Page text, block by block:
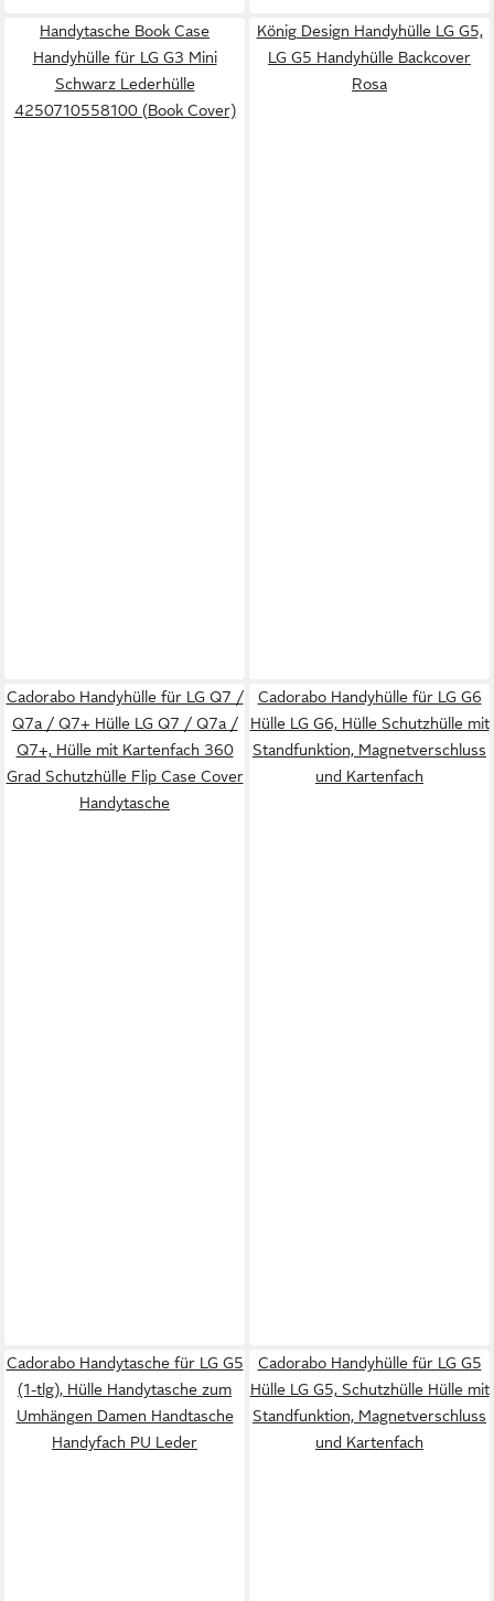
Handytasche Book Case
Handyhülle für LG G3 Mini
Schwarz Lederhülle
4250710558100 (Book Cover)
König Design Handyhülle LG G5,
LG G5 Handyhülle Backcover
Rosa
Cadorabo Handyhülle für LG Q7 /
Q7a / Q7+ Hülle LG Q7 / Q7a /
Q7+, Hülle mit Kartenfach 360
Grad Schutzhülle Flip Case Cover
Handytasche
Cadorabo Handyhülle für LG G6
Hülle LG G6, Hülle Schutzhülle mit
Standfunktion, Magnetverschluss
und Kartenfach
Cadorabo Handytasche für LG G5
(1-tlg), Hülle Handytasche zum
Umhängen Damen Handtasche
Handyfach PU Leder
Cadorabo Handyhülle für LG G5
Hülle LG G5, Schutzhülle Hülle mit
Standfunktion, Magnetverschluss
und Kartenfach